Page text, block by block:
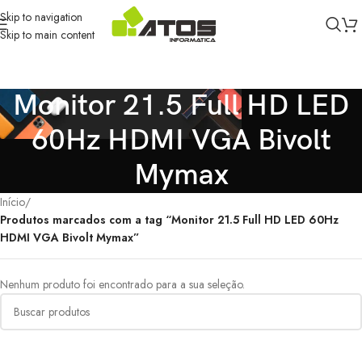
Skip to navigation
Skip to main content
Monitor 21.5 Full HD LED
60Hz HDMI VGA Bivolt
Mymax
Início/
Produtos marcados com a tag “Monitor 21.5 Full HD LED 60Hz
HDMI VGA Bivolt Mymax”
Nenhum produto foi encontrado para a sua seleção.